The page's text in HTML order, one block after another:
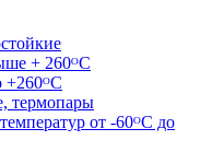
+ 260ᴼС
+260ᴼС
термопары
от -60ᴼC до